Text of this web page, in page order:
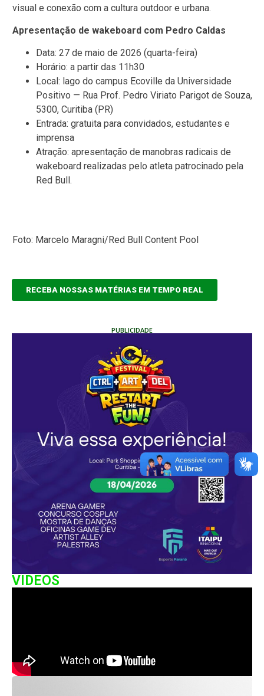
visual e conexão com a cultura outdoor e urbana.
Apresentação de wakeboard com Pedro Caldas
Data: 27 de maio de 2026 (quarta-feira)
Horário: a partir das 11h30
Local: lago do campus Ecoville da Universidade
Positivo — Rua Prof. Pedro Viriato Parigot de Souza,
5300, Curitiba (PR)
Entrada: gratuita para convidados, estudantes e
imprensa
Atração: apresentação de manobras radicais de
wakeboard realizadas pelo atleta patrocinado pela
Red Bull.
Foto: Marcelo Maragni/Red Bull Content Pool
RECEBA NOSSAS MATÉRIAS EM TEMPO REAL
PUBLICIDADE
VIDEOS